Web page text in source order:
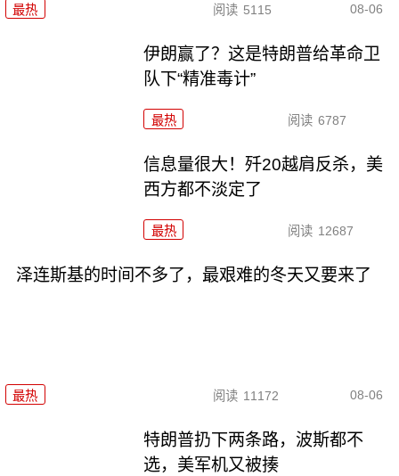
最热 阅读 5115 08-06
伊朗赢了？这是特朗普给革命卫
队下“精准毒计”
最热 阅读 6787
信息量很大！歼20越肩反杀，美
西方都不淡定了
最热 阅读 12687
泽连斯基的时间不多了，最艰难的冬天又要来了
最热 阅读 11172 08-06
特朗普扔下两条路，波斯都不
选，美军机又被揍